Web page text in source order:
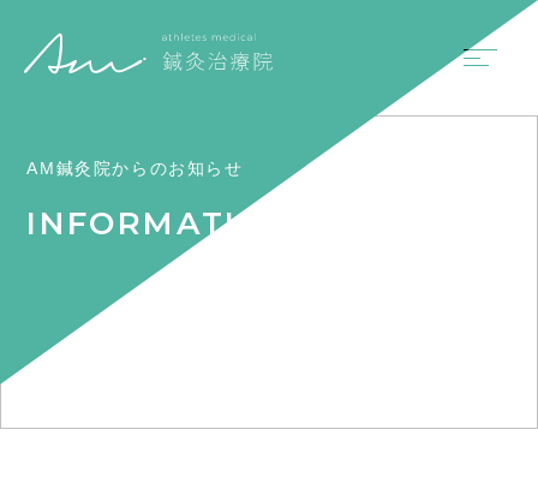
AM鍼灸院からのお知らせ
INFORMATION